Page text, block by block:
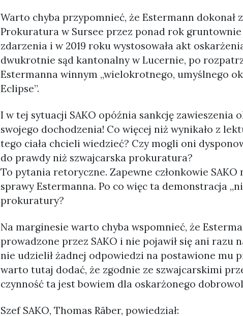
Warto chyba przypomnieć, że Estermann dokonał
Prokuratura w Sursee przez ponad rok
zdarzenia i w 2019 roku wystosowała akt
dwukrotnie sąd kantonalny w Lucernie, po
Estermanna winnym „wielokrotnego, umyślnego
Eclipse”.
I w tej sytuacji SAKO opóźnia sankcję zawieszenia
swojego dochodzenia! Co więcej niż wynikało z
tego ciała chcieli wiedzieć? Czy mogli oni
do prawdy niż szwajcarska prokuratura?
To pytania retoryczne. Zapewne członkowie
sprawy Estermanna. Po co więc ta demonstracja
prokuratury?
Na marginesie warto chyba wspomnieć, że
prowadzone przez SAKO i nie pojawił się ani razu
nie udzielił żadnej odpowiedzi na postawione mu
warto tutaj dodać, że zgodnie ze szwajcarskimi
czynność ta jest bowiem dla oskarżonego
Szef SAKO, Thomas Räber, powiedział: